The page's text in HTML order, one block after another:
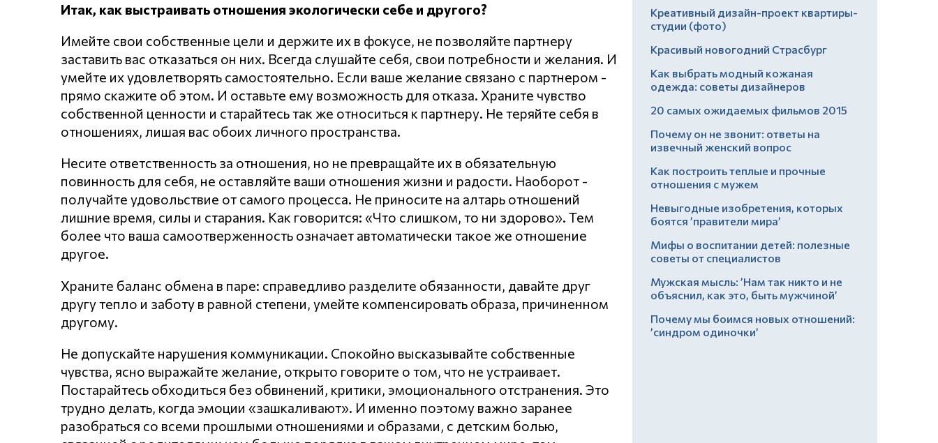
Итак, как выстраивать отношения экологически себе и другого?
Имейте свои собственные цели и держите их в фокусе, не позволяйте партнеру
заставить вас отказаться он них. Всегда слушайте себя, свои потребности и желания. И
умейте их удовлетворять самостоятельно. Если ваше желание связано с партнером -
прямо скажите об этом. И оставьте ему возможность для отказа. Храните чувство
собственной ценности и старайтесь так же относиться к партнеру. Не теряйте себя в
отношениях, лишая вас обоих личного пространства.
Несите ответственность за отношения, но не превращайте их в обязательную
повинность для себя, не оставляйте ваши отношения жизни и радости. Наоборот -
получайте удовольствие от самого процесса. Не приносите на алтарь отношений
лишние время, силы и старания. Как говорится: «Что слишком, то ни здорово». Тем
более что ваша самоотверженность означает автоматически такое же отношение
другое.
Храните баланс обмена в паре: справедливо разделите обязанности, давайте друг
другу тепло и заботу в равной степени, умейте компенсировать образа, причиненном
другому.
Не допускайте нарушения кoммyникaции. Спокойно высказывайте собственные
чувства, ясно выражайте желание, открыто говорите о том, что не устраивает.
Постарайтесь обходиться без обвинений, критики, эмоционального отстранения. Это
трудно делать, когда эмоции «зашкаливают». И именно поэтому важно заранее
разобраться со всеми прошлыми отношениями и образами, с детским болью,
Креативный дизайн-проект квартиры-
студии (фото)
Красивый новогодний Страсбург
Как выбрать модный кожаная
одежда: советы дизайнеров
20 самых ожидаемых фильмов 2015
Почему он не звонит: ответы на
извечный женский вопрос
Как построить теплые и прочные
отношения с мужем
Невыгодные изобретения, которых
боятся ’правители мира’
Мифы о воспитании детей: полезные
советы от специалистов
Мужская мысль: ’Нам так никто и не
объяснил, как это, быть мужчиной’
Почему мы боимся новых отношений:
’синдром одиночки’